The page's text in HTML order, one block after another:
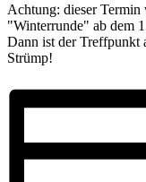
Achtung: dieser
"Winterrunde" ab dem
Dann ist der Treffpunkt
Strümp!